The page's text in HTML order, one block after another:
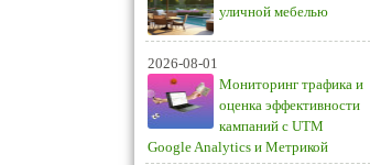
уличной мебелью
2026-08-01
Мониторинг трафика и
оценка эффективности
кампаний с UTM
Google Analytics и Метрикой